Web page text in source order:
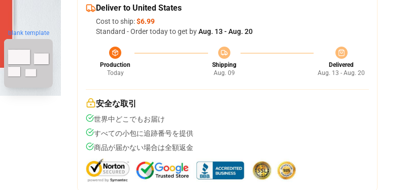
blank template
Deliver to United States
Cost to ship:$6.99
Standard - Order today to get byAug. 13 - Aug. 20
Production
Today
Shipping
Aug. 09
Delivered
Aug. 13 - Aug. 20
安全な取引
世界中どこでもお届け
すべての小包に追跡番号を提供
商品が届かない場合は全額返金